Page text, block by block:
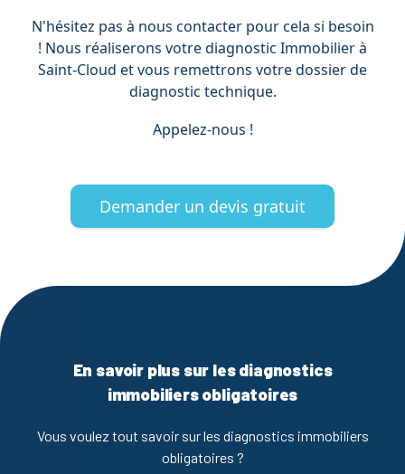
N'hésitez pas à nous contacter pour cela si besoin
! Nous réaliserons votre diagnostic Immobilier à
Saint-Cloud et vous remettrons votre dossier de
diagnostic technique.
Appelez-nous !
Demander un devis gratuit
En savoir plus sur les diagnostics
immobiliers obligatoires
Vous voulez tout savoir sur les diagnostics immobiliers
obligatoires ?